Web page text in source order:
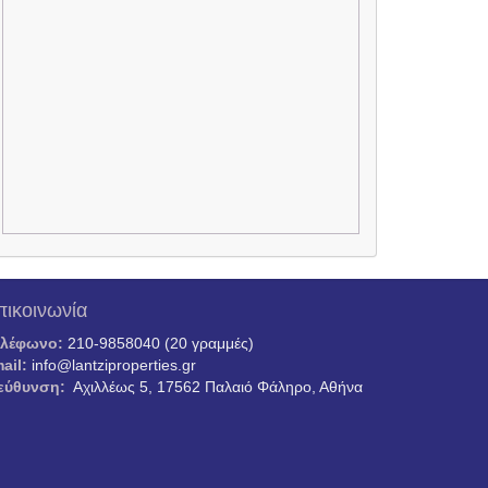
210-9858040 (20 γραμμές)
info@lantziproperties.gr
Αχιλλέως 5, 17562 Παλαιό Φάληρο, Αθήνα